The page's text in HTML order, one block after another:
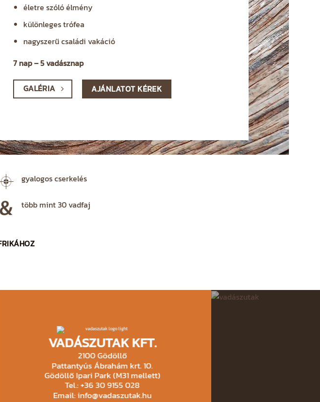
életre szóló élmény
különleges trófea
nagyszerű családi vakáció
7 nap – 5 vadásznap
GALÉRIA AJÁNLATOT KÉREK
gyalogos cserkelés
több mint 30 vadfaj
VADÁSZUTAK KFT.
2100 Gödöllő
Pattantyús Ábrahám krt. 10.
Gödöllő Ipari Park (M31 mellett)
Tel.: +36 30 9155 028
Email: info@vadaszutak.hu